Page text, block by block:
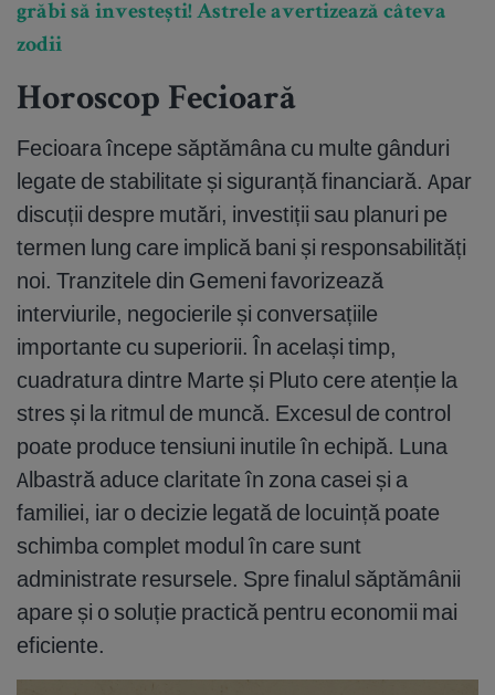
grăbi să investești! Astrele avertizează câteva
zodii
Horoscop Fecioară
Fecioara începe săptămâna cu multe gânduri
legate de stabilitate și siguranță financiară. Apar
discuții despre mutări, investiții sau planuri pe
termen lung care implică bani și responsabilități
noi. Tranzitele din Gemeni favorizează
interviurile, negocierile și conversațiile
importante cu superiorii. În același timp,
cuadratura dintre Marte și Pluto cere atenție la
stres și la ritmul de muncă. Excesul de control
poate produce tensiuni inutile în echipă. Luna
Albastră aduce claritate în zona casei și a
familiei, iar o decizie legată de locuință poate
schimba complet modul în care sunt
administrate resursele. Spre finalul săptămânii
apare și o soluție practică pentru economii mai
eficiente.